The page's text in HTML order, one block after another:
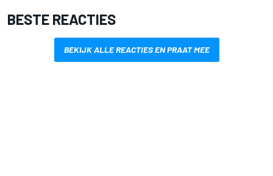
BESTE REACTIES
BEKIJK ALLE REACTIES EN PRAAT MEE